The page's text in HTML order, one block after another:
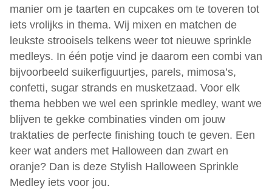
manier om je taarten en cupcakes om te toveren tot
iets vrolijks in thema. Wij mixen en matchen de
leukste strooisels telkens weer tot nieuwe sprinkle
medleys. In één potje vind je daarom een combi van
bijvoorbeeld suikerfiguurtjes, parels, mimosa’s,
confetti, sugar strands en musketzaad. Voor elk
thema hebben we wel een sprinkle medley, want we
blijven te gekke combinaties vinden om jouw
traktaties de perfecte finishing touch te geven. Een
keer wat anders met Halloween dan zwart en
oranje? Dan is deze Stylish Halloween Sprinkle
Medley iets voor jou.